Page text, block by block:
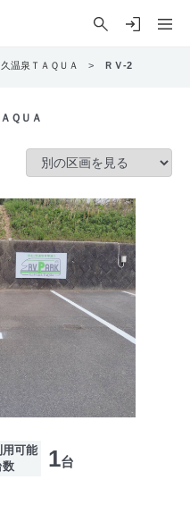
温泉ＴＡＱＵＡ > ＲＶ-2
ＱＵＡ
用可能
数
1台